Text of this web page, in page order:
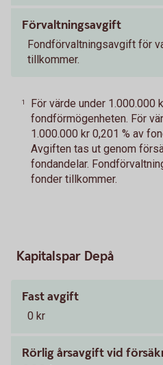
Förvaltningsavgift
Fondförvaltningsavgift för
tillkommer.
1
För värde under 1.000.000
fondförmögenheten. För
1.000.000 kr 0,201 % av
Avgiften tas ut genom
fondandelar.
fonder tillkommer.
Kapitalspar Depå
Fast avgift
0 kr
Rörlig årsavgift vid